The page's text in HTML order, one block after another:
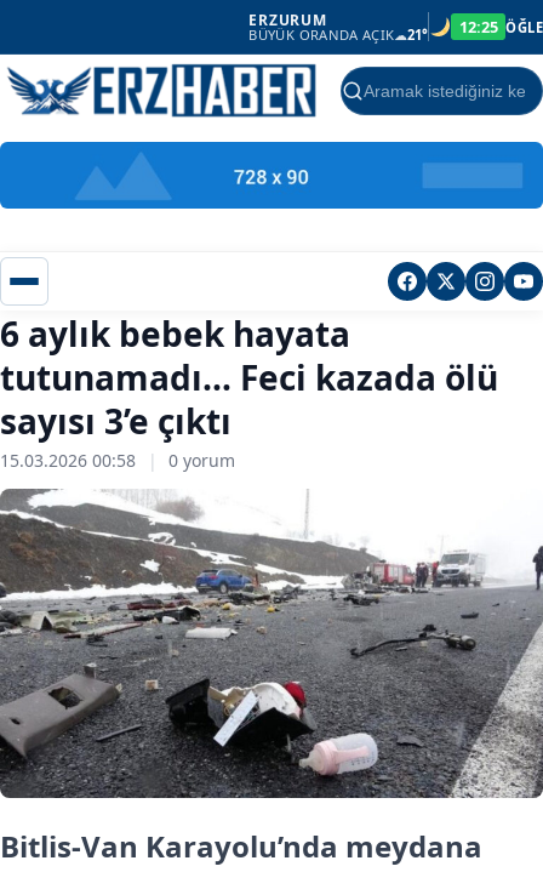
ERZURUM
BÜYÜK ORANDA AÇIK☁21° 12:25 ÖĞLE
Ara
6 aylık bebek hayata
tutunamadı… Feci kazada ölü
sayısı 3’e çıktı
15.03.2026 00:58 | 0 yorum
Bitlis-Van Karayolu’nda meydana